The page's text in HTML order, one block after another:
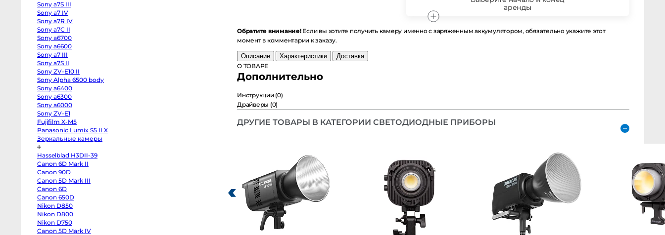
Sony a7S III
Sony a7 IV
Sony a7R IV
Sony a7C II
Sony a6700
Sony a6600
Sony a7 III
Sony a7S II
Sony ZV-E10 II
Sony Alpha 6500 body
Sony a6400
Sony a6300
Sony a6000
Sony ZV-E1
Fujifilm X-M5
Panasonic Lumix S5 II X
Зеркальные камеры
Hasselblad H3DII-39
Canon 6D Mark II
Canon 90D
Canon 5D Mark III
Canon 6D
Canon 650D
Nikon D850
Nikon D800
Nikon D750
Canon 5D Mark IV
Обратите внимание!Если вы хотите получить камеру именно с заряженным аккумулятором, обязательно укажите этот момент в
комментарии к заказу.
Описание Характеристики
Доставка
О ТОВАРЕ
Дополнительно
Инструкции(0)
Драйверы(0)
ДРУГИЕ ТОВАРЫ В КАТЕГОРИИ СВЕТОДИОДНЫЕ ПРИБОРЫ